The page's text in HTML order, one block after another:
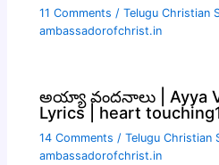
11 Comments /Telugu Christian
ambassadorofchrist.in
అయ్యా వందనాలు | Ayya
Lyrics | heart
14 Comments /Telugu Christian
ambassadorofchrist.in